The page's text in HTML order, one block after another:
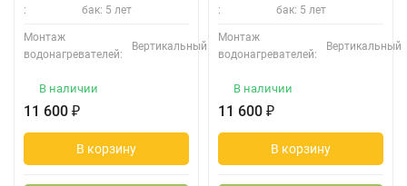
:
бак: 5 лет
Монтаж
водонагревателей:
Вертикальный
В наличии
11 600 ₽
В корзину
:
бак: 5 лет
Монтаж
водонагревателей:
Вертикальный
В наличии
11 600 ₽
В корзину